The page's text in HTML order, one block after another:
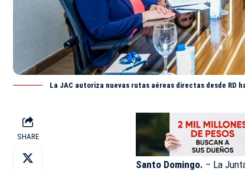
La JAC autoriza nuevas rutas aéreas directas desde RD
SHARE
Santo Domingo. – La